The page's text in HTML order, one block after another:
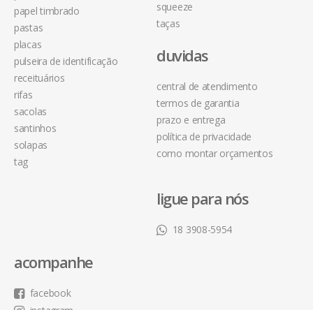
papel timbrado
pastas
placas
pulseira de identificação
receituários
rifas
sacolas
santinhos
solapas
tag
squeeze
taças
duvidas
central de atendimento
termos de garantia
prazo e entrega
política de privacidade
como montar orçamentos
ligue para nós
18 3908-5954
acompanhe
facebook